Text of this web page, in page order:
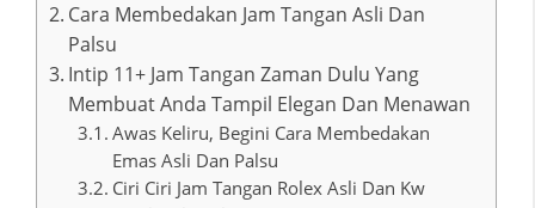
Cara Membedakan Jam Tangan Asli Dan
Palsu
Intip 11+ Jam Tangan Zaman Dulu Yang
Membuat Anda Tampil Elegan Dan Menawan
Awas Keliru, Begini Cara Membedakan
Emas Asli Dan Palsu
Ciri Ciri Jam Tangan Rolex Asli Dan Kw